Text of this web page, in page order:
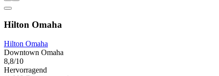
Hilton Omaha
Hilton Omaha
Downtown Omaha
8,8/10
Hervorragend